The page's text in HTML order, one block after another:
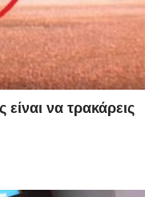
είναι να τρακάρεις